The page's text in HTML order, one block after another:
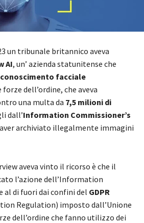
un tribunale britannico aveva
AI, un’ azienda statunitense che
facciale
dell’ordine, che aveva
una multa da 7,5 milioni di
dall’Information Commissioner’s
aver archiviato illegalmente immagini
aveva vinto il ricorso è che il
l’azione dell’Information
al di fuori dai confini del GDPR
Regulation) imposto dall’Unione
dell’ordine che fanno utilizzo dei